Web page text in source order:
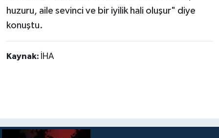
huzuru, aile sevinci ve bir iyilik hali oluşur" diye
konuştu.
Kaynak: İHA